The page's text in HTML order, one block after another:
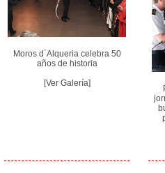
Moros d´Alqueria celebra 50
años de historia
[Ver Galería]